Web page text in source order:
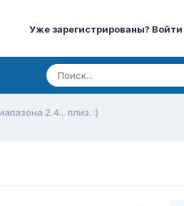
Уже зарегистрированы? Войти
2.4... плиз. :)